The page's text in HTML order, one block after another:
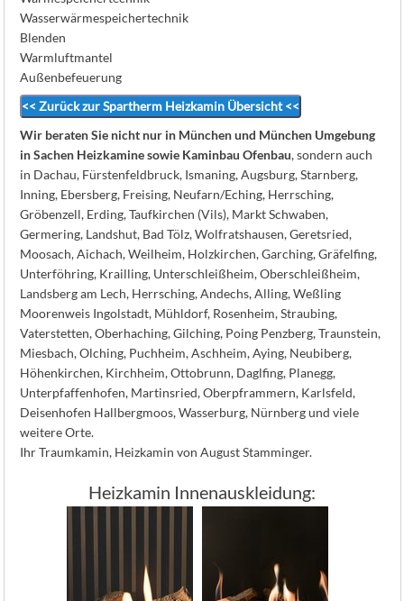
Wasserwärmespeichertechnik
Blenden
Warmluftmantel
Außenbefeuerung
<< Zurück zur Spartherm Heizkamin Übersicht <<
Wir beraten Sie nicht nur in München und München Umgebung
in Sachen Heizkamine sowie Kaminbau Ofenbau, sondern auch
in Dachau, Fürstenfeldbruck, Ismaning, Augsburg, Starnberg,
Inning, Ebersberg, Freising, Neufarn/Eching, Herrsching,
Gröbenzell, Erding, Taufkirchen (Vils), Markt Schwaben,
Germering, Landshut, Bad Tölz, Wolfratshausen, Geretsried,
Moosach, Aichach, Weilheim, Holzkirchen, Garching, Gräfelfing,
Unterföhring, Krailling, Unterschleißheim, Oberschleißheim,
Landsberg am Lech, Herrsching, Andechs, Alling, Weßling
Moorenweis Ingolstadt, Mühldorf, Rosenheim, Straubing,
Vaterstetten, Oberhaching, Gilching, Poing Penzberg, Traunstein,
Miesbach, Olching, Puchheim, Aschheim, Aying, Neubiberg,
Höhenkirchen, Kirchheim, Ottobrunn, Daglfing, Planegg,
Unterpfaffenhofen, Martinsried, Oberpframmern, Karlsfeld,
Deisenhofen Hallbergmoos, Wasserburg, Nürnberg und viele
weitere Orte.
Ihr Traumkamin, Heizkamin von August Stamminger.
Heizkamin Innenauskleidung: